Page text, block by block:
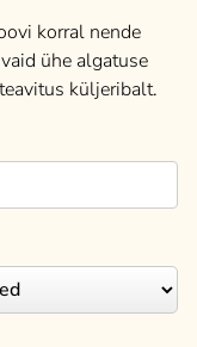
korral nende
ühe algatuse
küljeribalt.